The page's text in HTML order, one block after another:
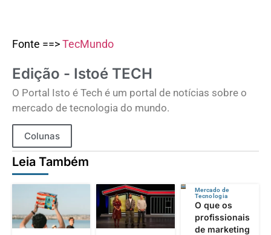
Fonte ==>TecMundo
Edição - Istoé TECH
O Portal Isto é Tech é um portal de notícias sobre o
mercado de tecnologia do mundo.
Colunas
Leia Também
Mercado de
Tecnologia
O que os
profissionais
de marketing